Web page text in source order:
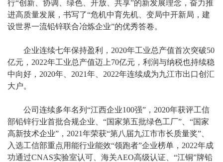
行“创新、协调、绿色、开放、共享”的新发展理念，奋力推
进高质量发展，书写了“危机中育先机、变局中开新局，建
设世界一流铅锌联合冶炼企业”的优秀答卷。
企业连续七年保持盈利，2020年工业总产值首次突破50
亿元，2022年工业总产值迈上70亿元，利润与纳税也持续稳
中向好，2020年、2021年、2022年连续成为九江市出口创汇
大户。
公司连续多年名列“江西企业100强”，2020年获评工信
部铅锌行业首批合规企业、“国家第五批绿色工厂”、“国家
高新技术企业”，2021年荣获“第八届九江市市长质量奖”、
入选工信部重点用能行业能效“领跑者”企业榜单，2022年成
功通过CNAS实验室认可、海关AEO高级认证、“江铜”牌铅